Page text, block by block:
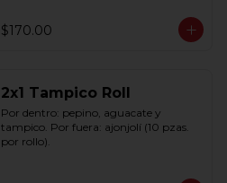
$170.00
2x1 Tampico Roll
Por dentro: pepino, aguacate y
tampico. Por fuera: ajonjolí (10 pzas.
por rollo).